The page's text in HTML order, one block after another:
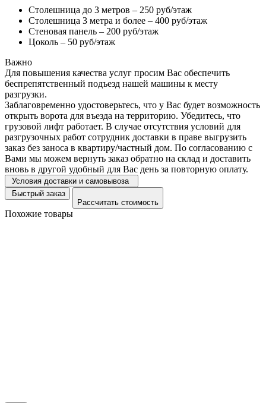
Столешница до 3 метров – 250 руб/этаж
Столешница 3 метра и более – 400 руб/этаж
Стеновая панель – 200 руб/этаж
Цоколь – 50 руб/этаж
Важно
Для повышения качества услуг просим Вас обеспечить
беспрепятственный подъезд нашей машины к месту
разгрузки.
Заблаговременно удостоверьтесь, что у Вас будет возможность
открыть ворота для въезда на территорию. Убедитесь, что
грузовой лифт работает. В случае отсутствия условий для
разгрузочных работ сотрудник доставки в праве выгрузить
заказ без заноса в квартиру/частный дом. По согласованию с
Вами мы можем вернуть заказ обратно на склад и доставить
вновь в другой удобный для Вас день за повторную оплату.
Условия доставки и самовывоза
Быстрый заказ
Рассчитать стоимость
Похожие товары